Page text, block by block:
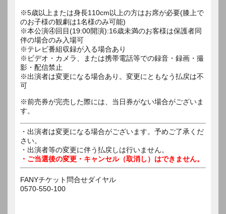
※5歳以上または身長110cm以上の方はお席が必要(膝上で
のお子様の観劇は1名様のみ可能)
※本公演④回目(19:00開演):16歳未満のお客様は保護者同
伴の場合のみ入場可
※テレビ番組収録が入る場合あり
※ビデオ・カメラ、または携帯電話等での録音・録画・撮
影・配信禁止
※出演者は変更になる場合あり。変更にともなう払戻は不
可
※前売券が完売した際には、当日券がない場合がございま
す。
・出演者は変更になる場合がございます。予めご了承くだ
さい。
・出演者等の変更に伴う払戻しは行いません。
・ご当選後の変更・キャンセル（取消し）はできません。
FANYチケット問合せダイヤル
0570-550-100